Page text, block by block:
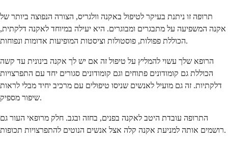
תרופה זו ניתנת בעיקר לטיפול באקנה וולגריס, הצורה הנפוצה ביותר של
אקנה המשפיעה על מתבגרים ומבוגרים. היא יעילה במיוחד לאקנה דלקתית,
הכוללת פפולות, פוסטולות וציסטות המופיעות אדומות ונפוחות.
הרופא שלך עשוי להמליץ על טיפול זה אם יש לך אקנה בינונית עד קשה
הכוללת גם קומודונים פתוחים וגם קומודונים סגורים יחד עם התפרצויות
דלקתיות. זה גם מועיל לאנשים שניסו טיפולים עם מרכיב יחיד מבלי לראות
שיפור מספיק.
התרופה עובדת היטב לאקנה בפנים, בחזה ובגב. חלק מרופאי העור גם
רושמים אותה למניעת אקנה קלה אצל אנשים הנוטים להתפרצויות תכופות.